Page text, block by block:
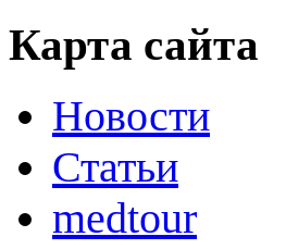
Карта сайта
Новости
Статьи
medtour